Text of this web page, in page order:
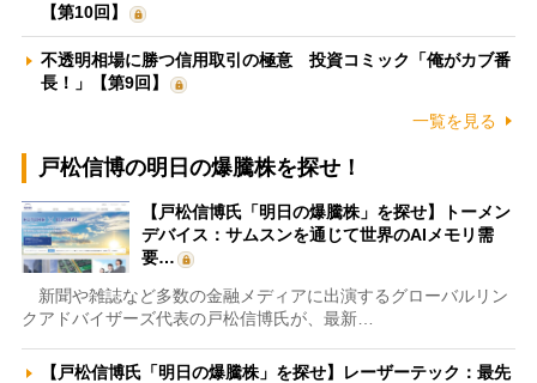
【第10回】
不透明相場に勝つ信用取引の極意 投資コミック「俺がカブ番
長！」【第9回】
一覧を見る
戸松信博の明日の爆騰株を探せ！
【戸松信博氏「明日の爆騰株」を探せ】トーメン
デバイス：サムスンを通じて世界のAIメモリ需
要…
新聞や雑誌など多数の金融メディアに出演するグローバルリン
クアドバイザーズ代表の戸松信博氏が、最新…
【戸松信博氏「明日の爆騰株」を探せ】レーザーテック：最先